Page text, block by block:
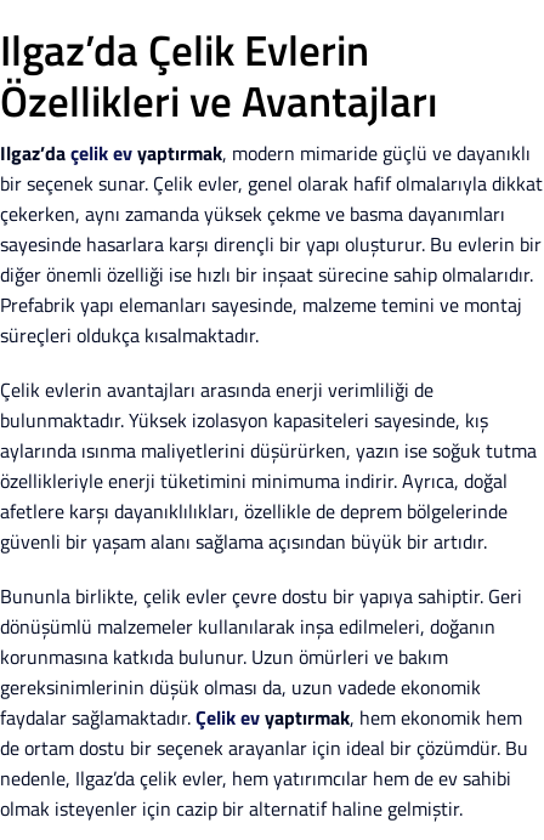
Ilgaz’da Çelik Evlerin
Özellikleri ve Avantajları
Ilgaz’daçelik evyaptırmak, modern mimaride güçlü ve dayanıklı
bir seçenek sunar. Çelik evler, genel olarak hafif olmalarıyla dikkat
çekerken, aynı zamanda yüksek çekme ve basma dayanımları
sayesinde hasarlara karşı dirençli bir yapı oluşturur. Bu evlerin bir
diğer önemli özelliği ise hızlı bir inşaat sürecine sahip olmalarıdır.
Prefabrik yapı elemanları sayesinde, malzeme temini ve montaj
süreçleri oldukça kısalmaktadır.
Çelik evlerin avantajları arasında enerji verimliliği de
bulunmaktadır. Yüksek izolasyon kapasiteleri sayesinde, kış
aylarında ısınma maliyetlerini düşürürken, yazın ise soğuk tutma
özellikleriyle enerji tüketimini minimuma indirir. Ayrıca, doğal
afetlere karşı dayanıklılıkları, özellikle de deprem bölgelerinde
güvenli bir yaşam alanı sağlama açısından büyük bir artıdır.
Bununla birlikte, çelik evler çevre dostu bir yapıya sahiptir. Geri
dönüşümlü malzemeler kullanılarak inşa edilmeleri, doğanın
korunmasına katkıda bulunur. Uzun ömürleri ve bakım
gereksinimlerinin düşük olması da, uzun vadede ekonomik
faydalar sağlamaktadır.Çelik evyaptırmak, hem ekonomik hem
de ortam dostu bir seçenek arayanlar için ideal bir çözümdür. Bu
nedenle, Ilgaz’da çelik evler, hem yatırımcılar hem de ev sahibi
olmak isteyenler için cazip bir alternatif haline gelmiştir.